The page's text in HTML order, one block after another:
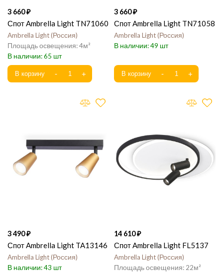
3 660
Спот Ambrella Light TN71060
Ambrella Light Россия
4
65
3 660
Спот Ambrella Light TN71058
Ambrella Light Россия
49
3 490
Спот Ambrella Light TA13146
Ambrella Light Россия
43
14 610
Спот Ambrella Light FL5137
Ambrella Light Россия
22